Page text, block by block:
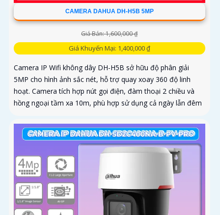
CAMERA DAHUA DH-H5B 5MP
Giá Bán: 1,600,000 ₫
Giá Khuyến Mại: 1,400,000 ₫
Camera IP Wifi không dây DH-H5B sở hữu độ phân giải
5MP cho hình ảnh sắc nét, hỗ trợ quay xoay 360 độ linh
hoạt. Camera tích hợp nút gọi điện, đàm thoại 2 chiều và
hồng ngoại tầm xa 10m, phù hợp sử dụng cả ngày lẫn đêm